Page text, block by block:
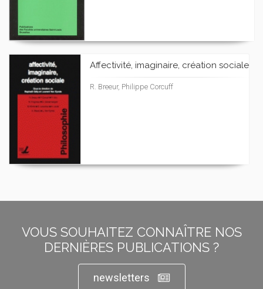
Affectivité, imaginaire, création sociale
R. Breeur, Philippe Corcuff
VOUS SOUHAITEZ CONNAÎTRE NOS
DERNIÈRES PUBLICATIONS ?
newsletters